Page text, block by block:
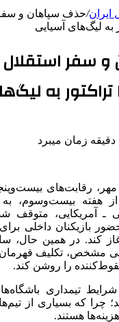
ایران/حذف سپاهان و
به لیگ‌های آسیایی
سفر
به
رقابت‌های
از هفته بیست‌وسوم،
ـ آمریکایی، متوقف
بازیکنان داخلی
جهانی ۲۰۲۶ آغاز کند. در همین
مشخص، تکلیف
را روشن کند.
شرایط تیمداری
چرا که بسیاری از
هستند.